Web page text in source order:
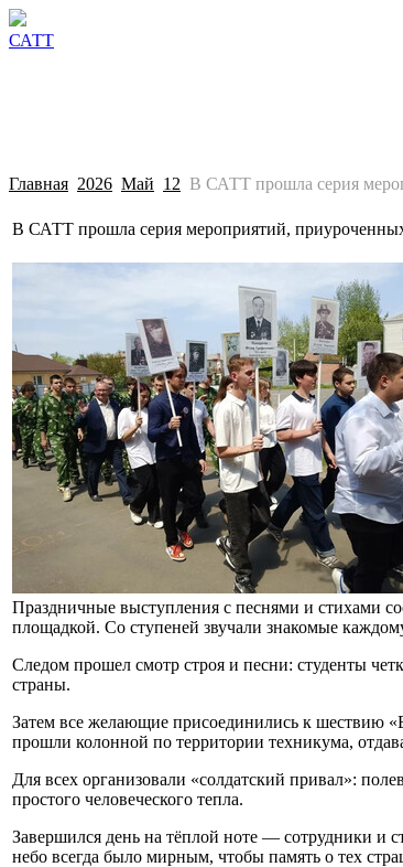
САТТ
Главная 2026 Май 12 В САТТ прошла серия
В САТТ прошла серия мероприятий,
Праздничные выступления с песнями и стихами
площадкой. Со ступеней звучали знакомые
Следом прошел смотр строя и песни: студенты
страны.
Затем все желающие присоединились к шествию
прошли колонной по территории техникума,
Для всех организовали «солдатский привал»:
простого человеческого тепла.
Завершился день на тёплой ноте — сотрудники и
небо всегда было мирным, чтобы память о тех